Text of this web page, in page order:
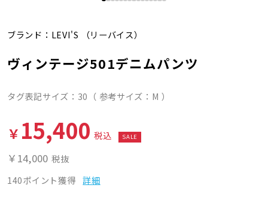
ブランド： LEVI'S （リーバイス）
ヴィンテージ501デニムパンツ
タグ表記サイズ：30（ 参考サイズ：M ）
￥ 15,400 税込 SALE
￥14,000 税抜
140ポイント獲得 詳細